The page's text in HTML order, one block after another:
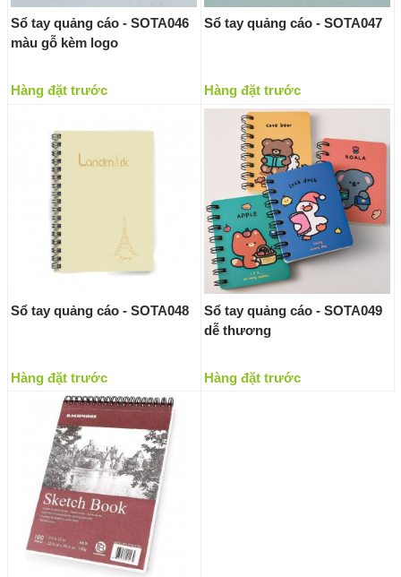
Sổ tay quảng cáo - SOTA046
màu gỗ kèm logo
Hàng đặt trước
Sổ tay quảng cáo - SOTA047
Hàng đặt trước
Sổ tay quảng cáo - SOTA048
Hàng đặt trước
Sổ tay quảng cáo - SOTA049
dễ thương
Hàng đặt trước